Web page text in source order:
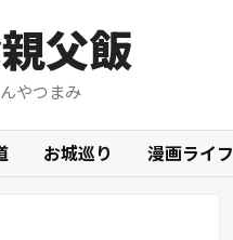
父飯
やつまみ
お城巡り 漫画ライフ